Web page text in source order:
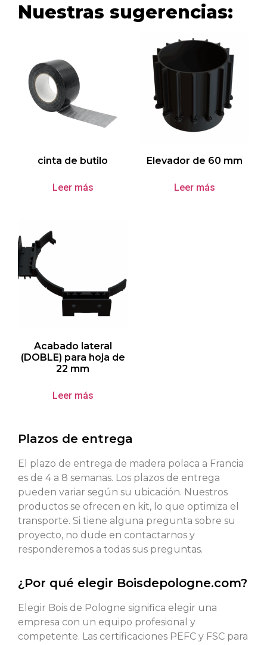
Nuestras sugerencias:
cinta de butilo
Leer más
Elevador de 60 mm
Leer más
Acabado lateral
(DOBLE) para hoja de
22 mm
Leer más
Plazos de entrega
El plazo de entrega de madera polaca a Francia
es de 4 a 8 semanas. Los plazos de entrega
pueden variar según su ubicación. Nuestros
productos se ofrecen en kit, lo que optimiza el
transporte. Si tiene alguna pregunta sobre su
proyecto, no dude en contactarnos y
responderemos a todas sus preguntas.
¿Por qué elegir Boisdepologne.com?
Elegir Bois de Pologne significa elegir una
empresa con un equipo profesional y
competente. Las certificaciones PEFC y FSC para